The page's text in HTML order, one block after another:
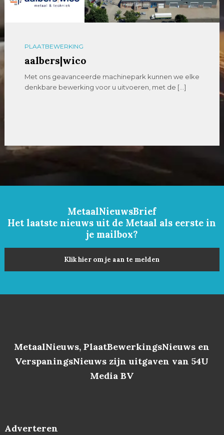
PLAATBEWERKING
aalbers|wico
Met ons geavanceerde machinepark kunnen we elke
denkbare bewerking voor u uitvoeren, met de […]
MetaalNieuwsBrief
Het laatste nieuws uit de Metaal als eerste in
je mailbox?
Klik hier om je aan te melden
MetaalNieuws, PlaatBewerkingsNieuws en
VerspaningsNieuws zijn uitgaven van 54U
Media BV
Adverteren